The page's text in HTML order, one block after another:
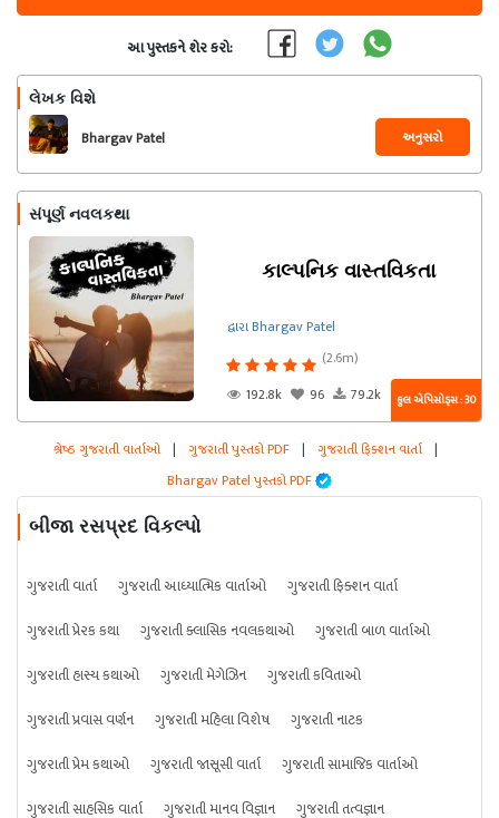
આ પુસ્તકને શેર કરો:
લેખક વિશે
Bhargav Patel અનુસરો
સંપૂર્ણ નવલકથા
કાલ્પનિક વાસ્તવિકતા
દ્વારા Bhargav Patel
(2.6m)
192.8k
96 79.2k કુલ એપિસોડ્સ : 30
શ્રેષ્ઠ ગુજરાતી વાર્તાઓ | ગુજરાતી પુસ્તકો PDF | ગુજરાતી ફિક્શન વાર્તા |
Bhargav Patel પુસ્તકો PDF
બીજા રસપ્રદ વિકલ્પો
ગુજરાતી વાર્તા ગુજરાતી આધ્યાત્મિક વાર્તાઓ
ગુજરાતી ફિક્શન વાર્તા
ગુજરાતી પ્રેરક કથા
ગુજરાતી ક્લાસિક નવલકથાઓ
ગુજરાતી બાળ વાર્તાઓ
ગુજરાતી હાસ્ય કથાઓ
ગુજરાતી મેગેઝિન
ગુજરાતી કવિતાઓ
ગુજરાતી પ્રવાસ વર્ણન
ગુજરાતી મહિલા વિશેષ
ગુજરાતી નાટક
ગુજરાતી પ્રેમ કથાઓ
ગુજરાતી જાસૂસી વાર્તા
ગુજરાતી સામાજિક વાર્તાઓ
ગુજરાતી સાહસિક વાર્તા
ગુજરાતી માનવ વિજ્ઞાન ગુજરાતી તત્વજ્ઞાન